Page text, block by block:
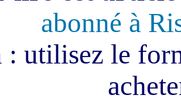
abonné à
: utilisez le